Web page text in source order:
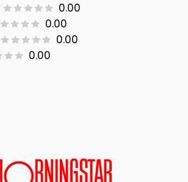
0.00
0.00
0.00
0.00